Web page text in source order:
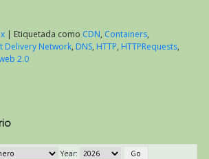
| Etiquetada como CDN, Containers,
Delivery Network, DNS, HTTP, HTTPRequests,
2.0
Year: